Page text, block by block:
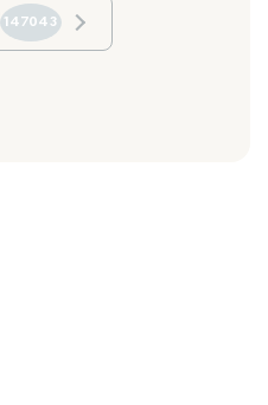
147043